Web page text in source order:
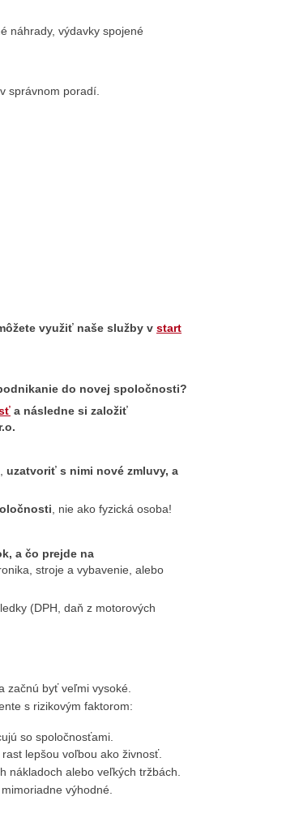
náhrady, výdavky spojené
správnom poradí.
využiť naše služby v start
do novej spoločnosti?
a následne si založiť
uzatvoriť s nimi nové zmluvy, a
, nie ako fyzická osoba!
a čo prejde na
stroje a vybavenie, alebo
(DPH, daň z motorových
začnú byť veľmi vysoké.
s rizikovým faktorom:
so spoločnosťami.
lepšou voľbou ako živnosť.
nákladoch alebo veľkých tržbách.
výhodné.